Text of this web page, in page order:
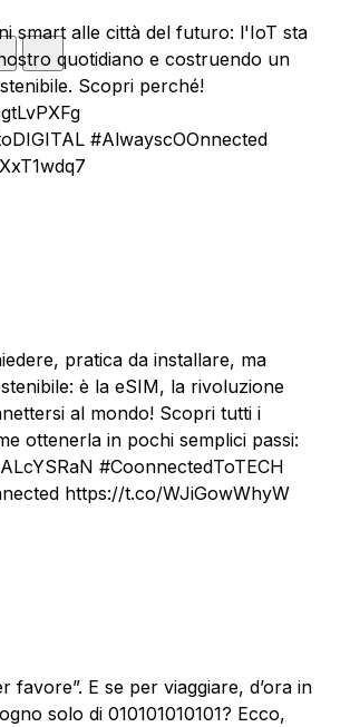
smart alle città del futuro: l'IoT sta
quotidiano e costruendo un
Scopri perché!
#AlwayscOOnnected
pratica da installare, ma
è la eSIM, la rivoluzione
al mondo! Scopri tutti i
ottenerla in pochi semplici passi:
#CoonnectedToTECH
https://t.co/WJiGowWhyW
favore”. E se per viaggiare, d’ora in
solo di 010101010101? Ecco,